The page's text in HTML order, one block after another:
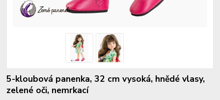
5-kloubová panenka, 32 cm vysoká, hnědé vlasy,
zelené oči, nemrkací